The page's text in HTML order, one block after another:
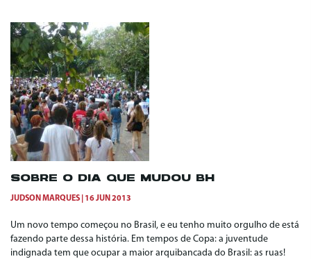
SOBRE O DIA QUE MUDOU BH
JUDSON MARQUES 16 JUN 2013
Um novo tempo começou no Brasil, e eu tenho muito orgulho de está
fazendo parte dessa história. Em tempos de Copa: a juventude
indignada tem que ocupar a maior arquibancada do Brasil: as ruas!